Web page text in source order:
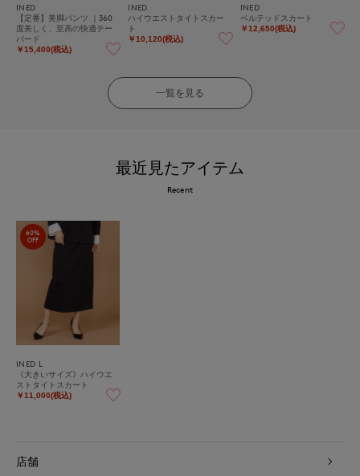
INED
【定番】美脚パンツ ｜360
度美しく、至高の快適テー
パード
￥15,400(税込)
INED
ハイウエストタイトスカー
ト
￥10,120(税込)
INED
ベルテッドスカート
￥12,650(税込)
一覧を見る
最近見たアイテム
Recent
60%
OFF
INED L
《大きいサイズ》ハイウエ
ストタイトスカート
￥11,000(税込)
店舗